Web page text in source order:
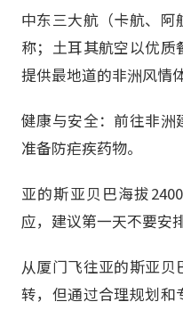
中东三大航（卡航、
称；土耳其航空以优
提供最地道的非洲风情
健康与安全：前往非洲
准备防疟疾药物。
亚的斯亚贝巴海拔
应，建议第一天不要安
从厦门飞往亚的斯亚
转，但通过合理规划和